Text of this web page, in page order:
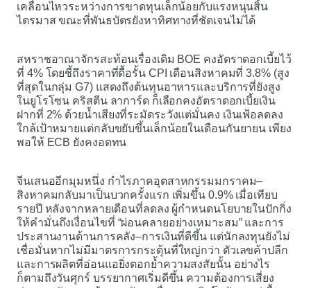
เคลื่อนไหวระหว่างการขาดทุนเล็กน้อยกับแรงหนุนสิ้น
ไตรมาส ขณะที่พันธบัตรยังหาทิศทางที่ชัดเจนไม่ได้
สหราชอาณาจักรสะท้อนเรื่องเดิม BOE คงอัตราดอกเบี้ยไว้
ที่ 4% โดยชี้ถึงราคาที่ดื้อรั้น CPI เดือนสิงหาคมที่ 3.8% (สูง
ที่สุดในกลุ่ม G7) แสดงถึงต้นทุนอาหารและบริการที่ยังสูง
ในยูโรโซน คริสตีน ลาการ์ด ก็เลือกคงอัตราดอกเบี้ยเงิน
ฝากที่ 2% ด้วยน้ำเสียงที่ระมัดระวังแต่มั่นคง เงินเฟ้อลดลง
ใกล้เป้าหมายแต่กลับขยับขึ้นเล็กน้อยในเดือนกันยายน เพียง
พอให้ ECB ยังคงอดทน
จีนเสนออีกมุมหนึ่ง กำไรภาคอุตสาหกรรมมกราคม–
สิงหาคมกลับมาเป็นบวกครั้งแรก เพิ่มขึ้น 0.9% เมื่อเทียบ
รายปี หลังจากหลายเดือนที่ลดลง ผู้กำหนดนโยบายในปักกิ่ง
ให้คำมั่นถึงเงื่อนไขที่ “ผ่อนคลายอย่างเหมาะสม” และการ
ประสานงานด้านการคลัง–การเงินที่ดีขึ้น แต่นักลงทุนยังไม่
เชื่อมั่นหากไม่มีมาตรการกระตุ้นที่ใหญ่กว่า ตัวเลขค้าปลีก
และการผลิตที่อ่อนแอยิ่งตอกย้ำความสงสัยนั้น อย่างไร
ก็ตามถึงวันศุกร์ บรรยากาศเริ่มดีขึ้น ความต้องการเสี่ยง